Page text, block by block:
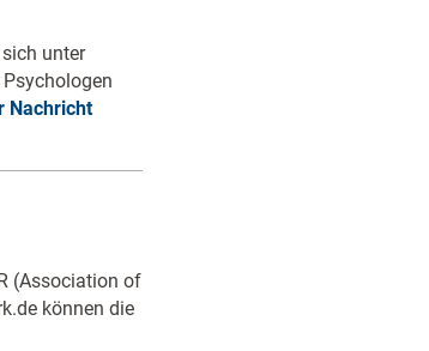
unter
Nachricht
(Association of
können die